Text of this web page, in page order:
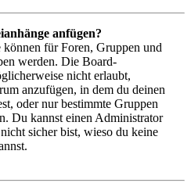
anfügen?
für Foren, Gruppen und
werden. Die Board-
nicht erlaubt,
anzufügen, in dem du deinen
oder nur bestimmte Gruppen
Du kannst einen Administrator
sicher bist, wieso du keine